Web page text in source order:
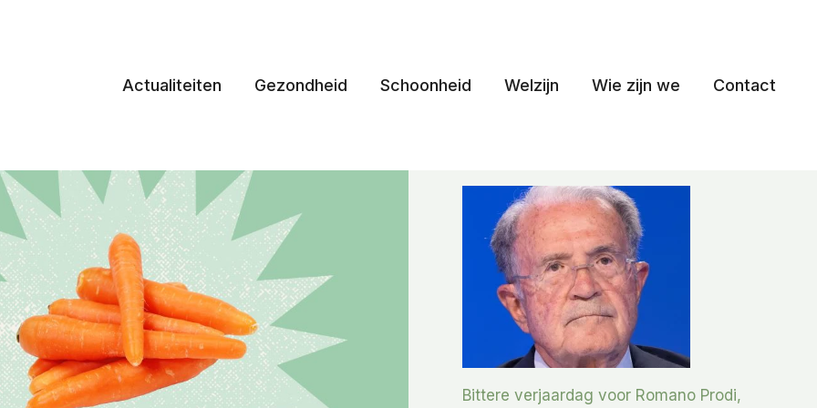
Actualiteiten Gezondheid Schoonheid Welzijn Wie zijn we Contact
Bittere verjaardag voor Romano Prodi,